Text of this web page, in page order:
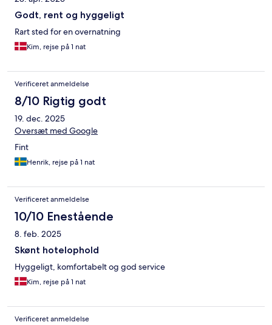
Godt, rent og hyggeligt
Rart sted for en overnatning
Kim, rejse på 1 nat
Verificeret anmeldelse
8/10 Rigtig godt
19. dec. 2025
Oversæt med Google
Fint
Henrik, rejse på 1 nat
Verificeret anmeldelse
10/10 Enestående
8. feb. 2025
Skønt hotelophold
Hyggeligt, komfortabelt og god service
Kim, rejse på 1 nat
Verificeret anmeldelse